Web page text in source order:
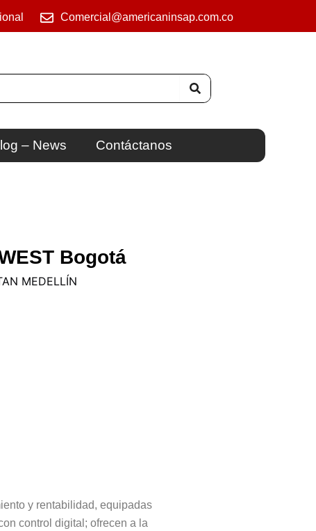
Comercial@americaninsap.com.co
– News Contáctanos
Bogotá
y rentabilidad, equipadas
control digital; ofrecen a la